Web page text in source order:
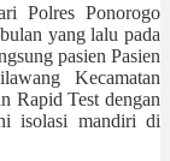
Polres Ponorogo
yang lalu pada
pasien Pasien
Kecamatan
Rapid Test dengan
isolasi mandiri di